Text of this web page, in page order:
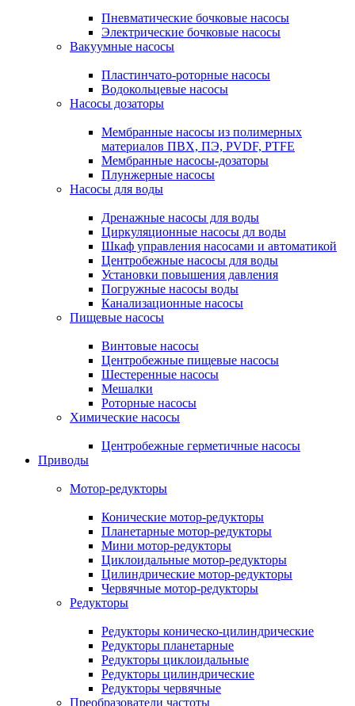
Пневматические бочковые насосы
Электрические бочковые насосы
Вакуумные насосы
Пластинчато-роторные насосы
Водокольцевые насосы
Насосы дозаторы
Мембранные насосы из полимерных
материалов ПВХ, ПЭ, PVDF, PTFE
Мембранные насосы-дозаторы
Плунжерные насосы
Насосы для воды
Дренажные насосы для воды
Циркуляционные насосы дл воды
Шкаф управления насосами и автоматикой
Центробежные насосы для воды
Установки повышения давления
Погружные насосы воды
Канализационные насосы
Пищевые насосы
Винтовые насосы
Центробежные пищевые насосы
Шестеренные насосы
Мешалки
Роторные насосы
Химические насосы
Центробежные герметичные насосы
Приводы
Мотор-редукторы
Конические мотор-редукторы
Планетарные мотор-редукторы
Мини мотор-редукторы
Циклоидальные мотор-редукторы
Цилиндрические мотор-редукторы
Червячные мотор-редукторы
Редукторы
Редукторы коническо-цилиндрические
Редукторы планетарные
Редукторы циклоидальные
Редукторы цилиндрические
Редукторы червячные
Преобразователи частоты